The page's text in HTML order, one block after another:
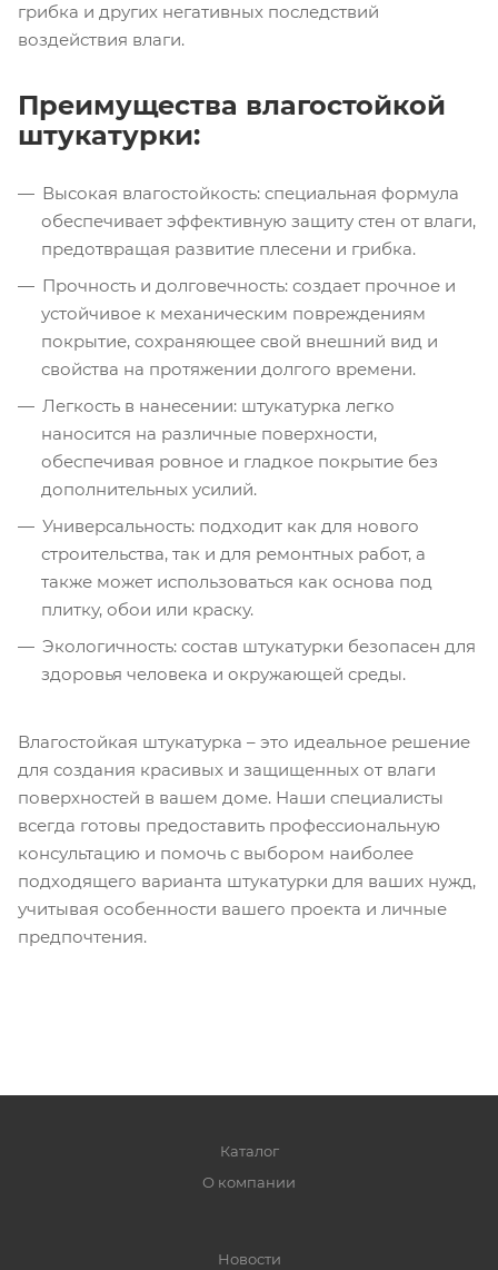
грибка и других негативных последствий
воздействия влаги.
Преимущества влагостойкой
штукатурки:
Высокая влагостойкость: специальная формула
обеспечивает эффективную защиту стен от влаги,
предотвращая развитие плесени и грибка.
Прочность и долговечность: создает прочное и
устойчивое к механическим повреждениям
покрытие, сохраняющее свой внешний вид и
свойства на протяжении долгого времени.
Легкость в нанесении: штукатурка легко
наносится на различные поверхности,
обеспечивая ровное и гладкое покрытие без
дополнительных усилий.
Универсальность: подходит как для нового
строительства, так и для ремонтных работ, а
также может использоваться как основа под
плитку, обои или краску.
Экологичность: состав штукатурки безопасен для
здоровья человека и окружающей среды.
Влагостойкая штукатурка – это идеальное решение
для создания красивых и защищенных от влаги
поверхностей в вашем доме. Наши специалисты
всегда готовы предоставить профессиональную
консультацию и помочь с выбором наиболее
подходящего варианта штукатурки для ваших нужд,
учитывая особенности вашего проекта и личные
предпочтения.
Каталог
О компании
Новости